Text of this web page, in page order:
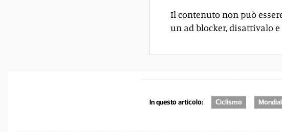
Il contenuto non può
un ad blocker, disattivalo
In questo articolo: Ciclismo